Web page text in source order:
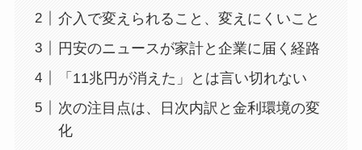
介入で変えられること、変えにくいこと
円安のニュースが家計と企業に届く経路
「11兆円が消えた」とは言い切れない
次の注目点は、日次内訳と金利環境の変
化